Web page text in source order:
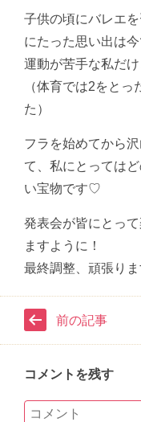
子供の頃にバレエ
にたった思い出は
運動が苦手な私だ
（体育では2をと
た）
フラを始めてから
て、私にとっては
い宝物です♡
発表会が皆にとっ
ますように！
最終調整、頑張り
前の記事
コメントを残す